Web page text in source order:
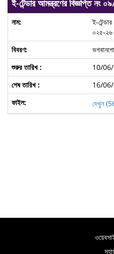
ই-টেন্ডার আমন্ত্রণের বিজ্ঞপ্তি
ই-
০২৫-২৬
10/
16/
দেখুন